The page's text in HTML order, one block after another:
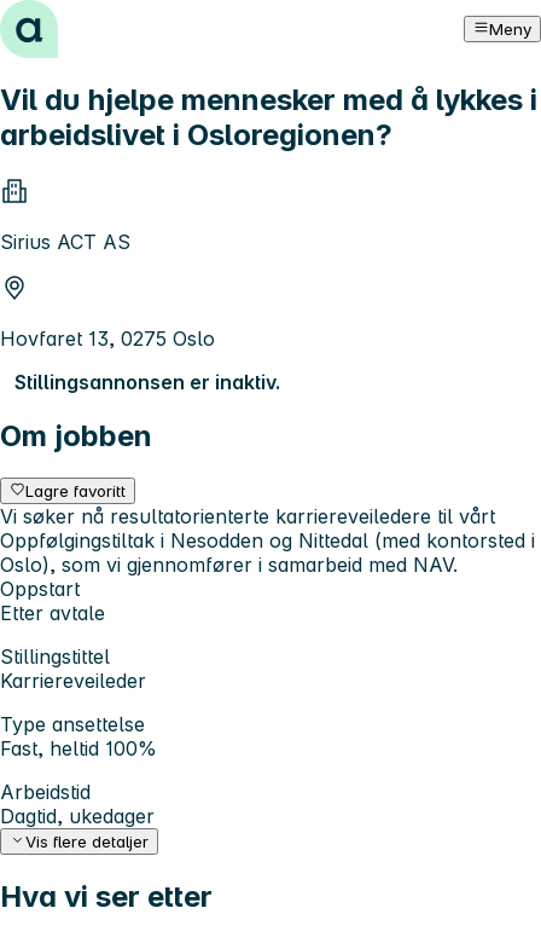
Hopp til innhold Meny
Vil du hjelpe mennesker med å lykkes i
arbeidslivet i Osloregionen?
Sirius ACT AS
Hovfaret 13, 0275 Oslo
Stillingsannonsen er inaktiv.
Om jobben
Lagre favoritt
Vi søker nå resultatorienterte karriereveiledere til vårt
Oppfølgingstiltak i Nesodden og Nittedal (med kontorsted i
Oslo), som vi gjennomfører i samarbeid med NAV.
Oppstart
Etter avtale
Stillingstittel
Karriereveileder
Type ansettelse
Fast, heltid 100%
Arbeidstid
Dagtid, ukedager
Vis flere detaljer
Hva vi ser etter